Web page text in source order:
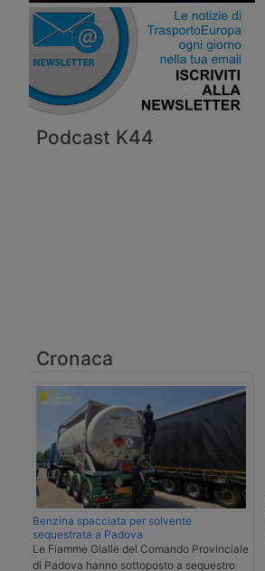
Podcast K44
Cronaca
Benzina spacciata per solvente
sequestrata a Padova
Le Fiamme Gialle del Comando Provinciale
di Padova hanno sottoposto a sequestro